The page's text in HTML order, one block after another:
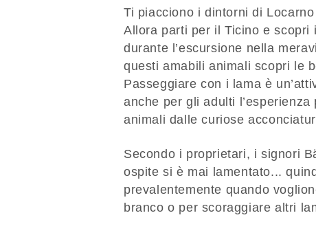
Ti piacciono i dintorni di
Allora parti per il Ticino e scopri
durante l’escursione nella
questi amabili animali scopri le
Passeggiare con i lama è
anche per gli adulti
animali dalle curiose
Secondo i proprietari, i signori
ospite si è mai lamentato...
prevalentemente quando
branco o per scoraggiare altri